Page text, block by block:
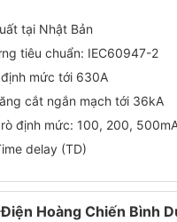
tại Nhật Bản
tiêu chuẩn: IEC60947-2
mức tới 630A
cắt ngắn mạch tới 36kA
định mức: 100, 200,
delay (TD)
Hoàng Chiến Bình